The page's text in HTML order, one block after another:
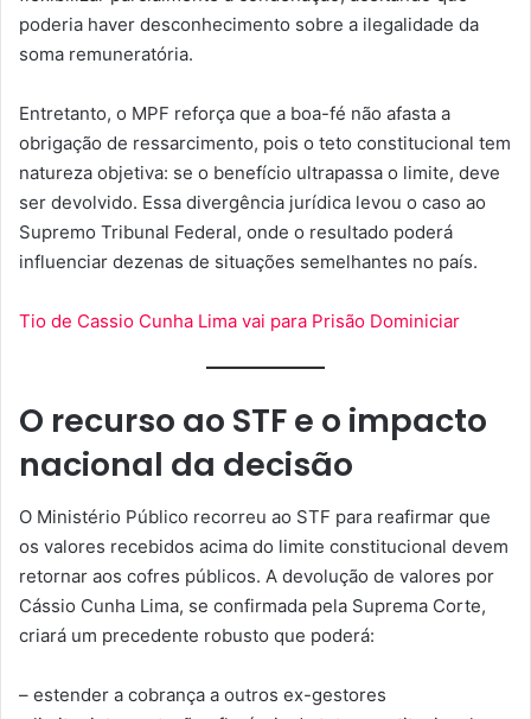
poderia haver desconhecimento sobre a ilegalidade da
soma remuneratória.
Entretanto, o MPF reforça que a boa-fé não afasta a
obrigação de ressarcimento, pois o teto constitucional tem
natureza objetiva: se o benefício ultrapassa o limite, deve
ser devolvido. Essa divergência jurídica levou o caso ao
Supremo Tribunal Federal, onde o resultado poderá
influenciar dezenas de situações semelhantes no país.
Tio de Cassio Cunha Lima vai para Prisão Dominiciar
O recurso ao STF e o impacto
nacional da decisão
O Ministério Público recorreu ao STF para reafirmar que
os valores recebidos acima do limite constitucional devem
retornar aos cofres públicos. A devolução de valores por
Cássio Cunha Lima, se confirmada pela Suprema Corte,
criará um precedente robusto que poderá:
– estender a cobrança a outros ex-gestores